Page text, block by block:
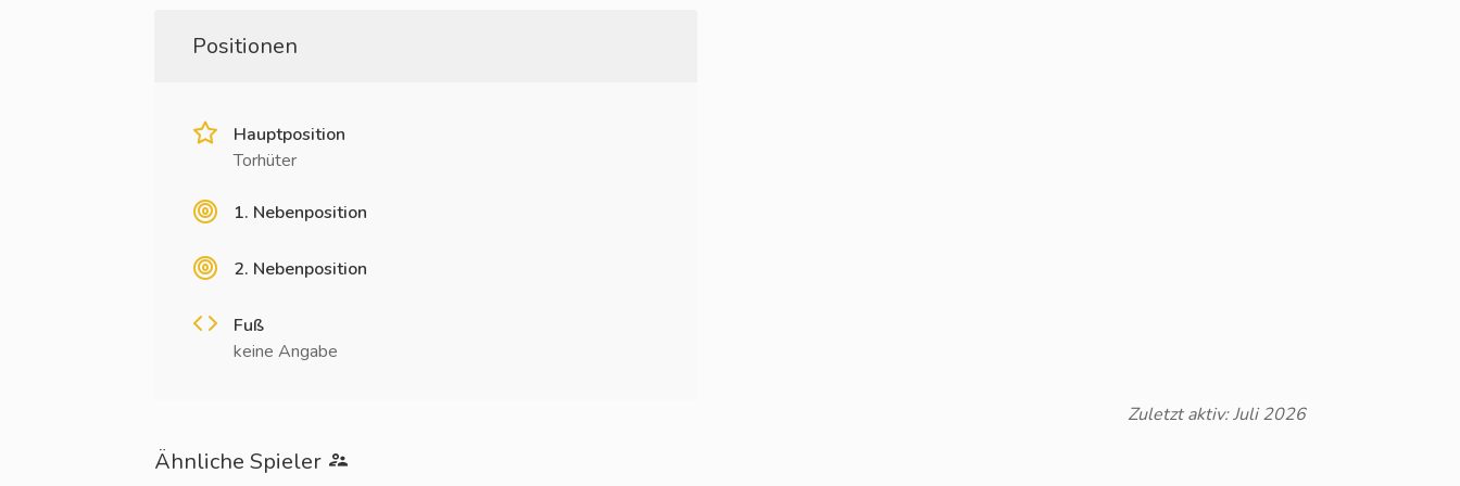
Positionen
Hauptposition
Torhüter
1. Nebenposition
2. Nebenposition
Fuß
keine Angabe
Zuletzt aktiv: Juli 2026
Ähnliche Spieler